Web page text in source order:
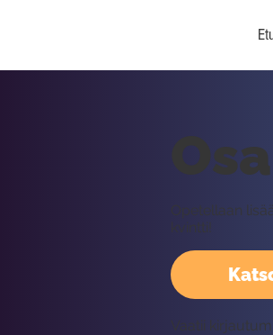
Opetellaan
kvintti!
Vaatii